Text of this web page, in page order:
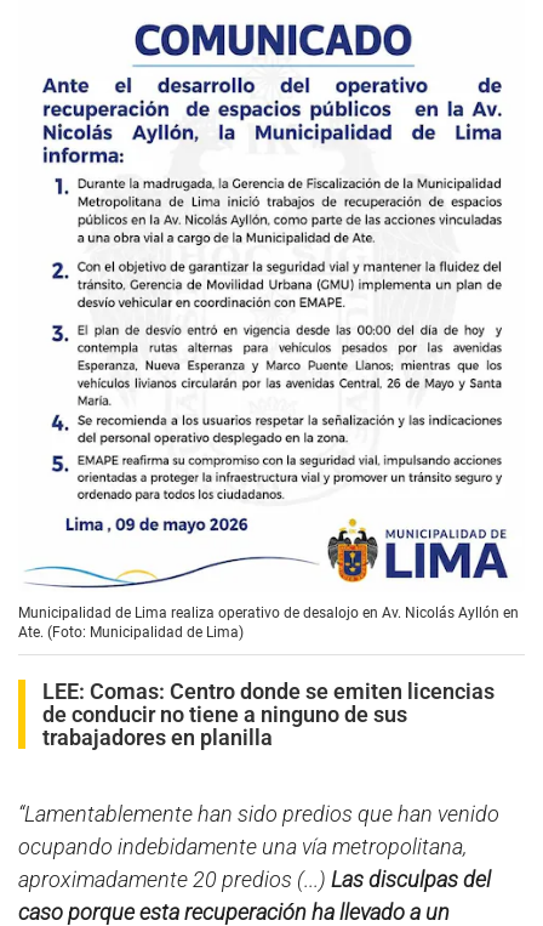
Municipalidad de Lima realiza operativo de desalojo en Av. Nicolás Ayllón en
Ate. (Foto: Municipalidad de Lima)
LEE: Comas: Centro donde se emiten licencias
de conducir no tiene a ninguno de sus
trabajadores en planilla
“Lamentablemente han sido predios que han venido
ocupando indebidamente una vía metropolitana,
aproximadamente 20 predios (...) Las disculpas del
caso porque esta recuperación ha llevado a un